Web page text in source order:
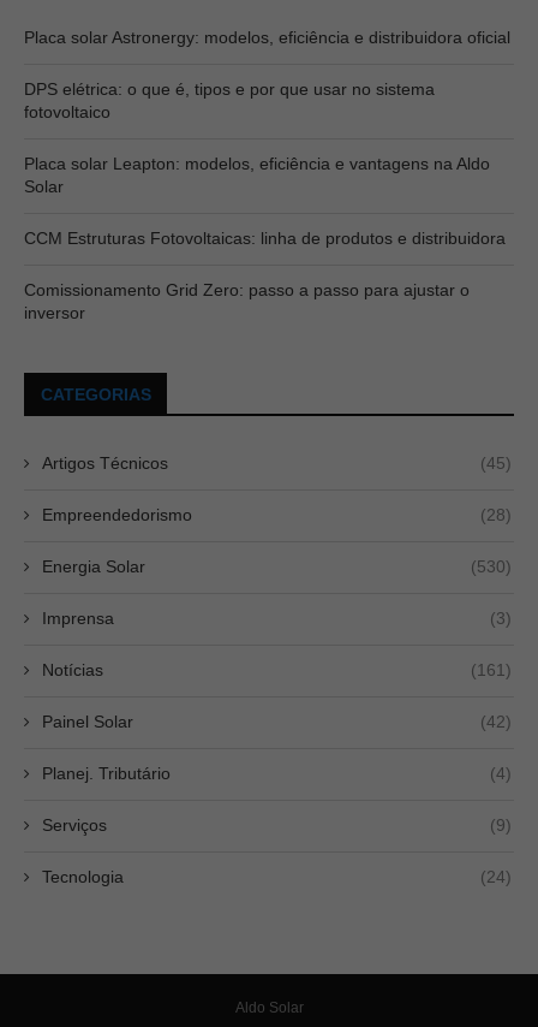
Placa solar Astronergy: modelos, eficiência e distribuidora oficial
DPS elétrica: o que é, tipos e por que usar no sistema
fotovoltaico
Placa solar Leapton: modelos, eficiência e vantagens na Aldo
Solar
CCM Estruturas Fotovoltaicas: linha de produtos e distribuidora
Comissionamento Grid Zero: passo a passo para ajustar o
inversor
CATEGORIAS
Artigos Técnicos (45)
Empreendedorismo (28)
Energia Solar (530)
Imprensa (3)
Notícias (161)
Painel Solar (42)
Planej. Tributário (4)
Serviços (9)
Tecnologia (24)
Aldo Solar